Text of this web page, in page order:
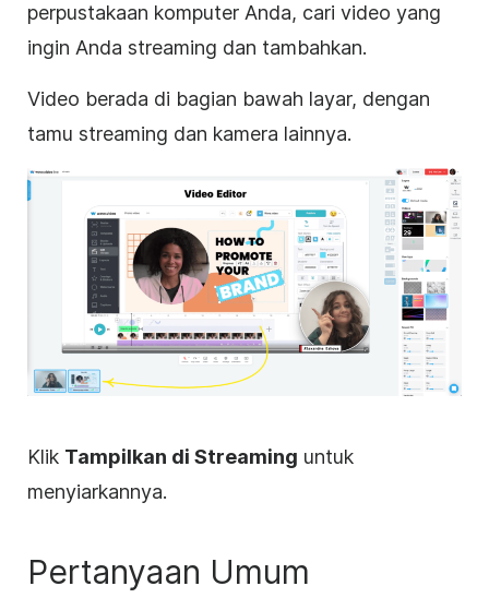
perpustakaan komputer Anda, cari video yang
ingin Anda streaming dan tambahkan.
Video berada di bagian bawah layar, dengan
tamu streaming dan kamera lainnya.
Klik Tampilkan di Streaming untuk
menyiarkannya.
Pertanyaan Umum